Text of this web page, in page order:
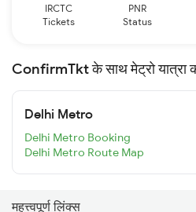
IRCTC
Tickets
PNR
Status
ConfirmTkt के साथ मेट्रो यात्रा
Delhi Metro
Delhi Metro Booking
Delhi Metro Route Map
महत्त्वपूर्ण लिंक्स